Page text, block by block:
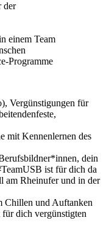
der
einem Team
Programme
Vergünstigungen für
mit Kennenlernen des
dein
ist für dich da
am Rheinufer und in der
Chillen und Auftanken
dich vergünstigten